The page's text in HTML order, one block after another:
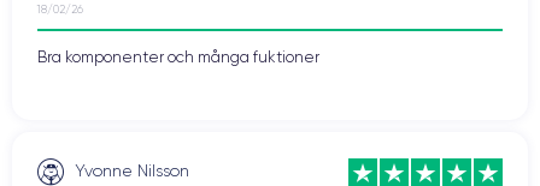
18/02/26
Bra komponenter och många fuktioner
Yvonne Nilsson